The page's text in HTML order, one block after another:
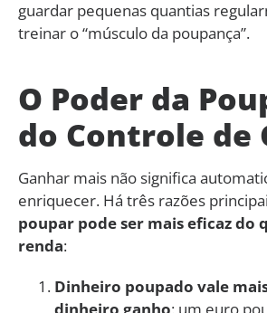
guardar pequenas quantias
treinar o “músculo da poupança”.
O Poder da
do Controle de
Ganhar mais não significa
enriquecer. Há três razões
poupar pode ser mais eficaz do
renda:
Dinheiro poupado vale
dinheiro ganho: um euro